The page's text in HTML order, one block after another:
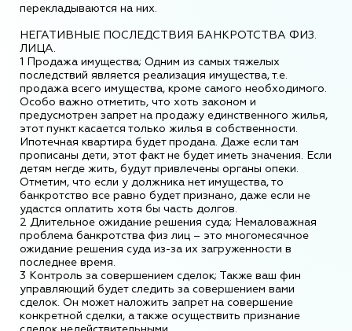
перекладываются на них.
НЕГАТИВНЫЕ ПОСЛЕДСТВИЯ БАНКРОТСТВА ФИЗ.
ЛИЦА.
1 Продажа имущества; Одним из самых тяжелых
последствий является реализация имущества, т.е.
продажа всего имущества, кроме самого необходимого.
Особо важно отметить, что хоть законом и
предусмотрен запрет на продажу единственного жилья,
этот пункт касается только жилья в собственности.
Ипотечная квартира будет продана. Даже если там
прописаны дети, этот факт не будет иметь значения. Если
детям негде жить, будут привлечены органы опеки.
Отметим, что если у должника нет имущества, то
банкротство все равно будет признано, даже если не
удастся оплатить хотя бы часть долгов.
2 Длительное ожидание решения суда; Немаловажная
проблема банкротства физ лиц – это многомесячное
ожидание решения суда из-за их загруженности в
последнее время.
3 Контроль за совершением сделок; Также ваш фин
управляющий будет следить за совершением вами
сделок. Он может наложить запрет на совершение
конкретной сделки, а также осуществить признание